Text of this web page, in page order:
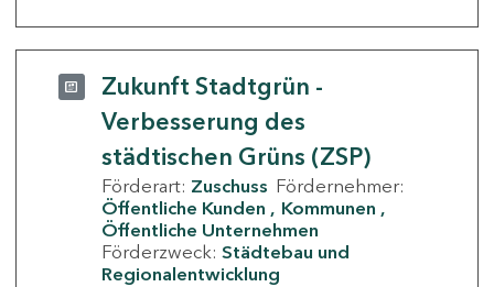
Zukunft Stadtgrün -
Verbesserung des
städtischen Grüns (ZSP)
Förderart: Zuschuss Fördernehmer:
Öffentliche Kunden
Kommunen
Öffentliche Unternehmen
Förderzweck: Städtebau und
Regionalentwicklung